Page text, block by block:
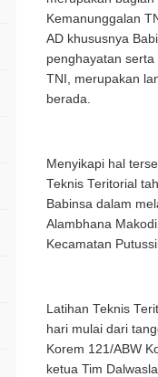
Kemanunggalan
AD khususnya
penghayatan
TNI, merupakan
berada.
Menyikapi hal
Teknis Teritorial
Babinsa dalam
Alambhana
Kecamatan
Latihan Teknis
hari mulai dari
Korem 121/ABW
ketua Tim